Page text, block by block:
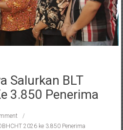
Salurkan BLT
3.850 Penerima
2026 ke 3.850 Penerima